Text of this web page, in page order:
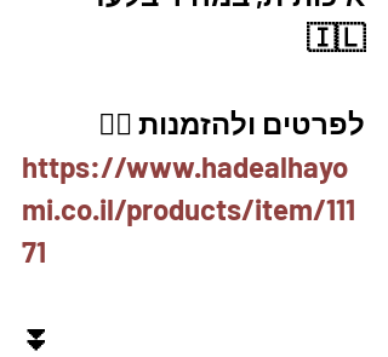
🇮🇱
לפרטים ולהזמנות 👇🏼
https://www.hadealhayo
mi.co.il/products/item/111
71
⏬